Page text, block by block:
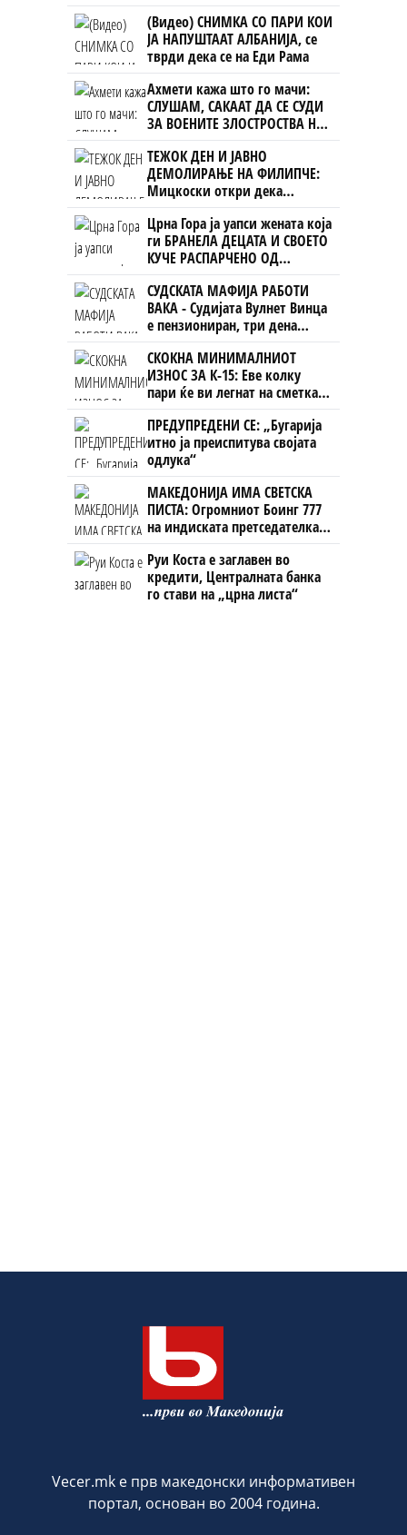
(Видео) СНИМКА СО ПАРИ КОИ
ЈА НАПУШТААТ АЛБАНИЈА, се
тврди дека се на Еди Рама
Ахмети кажа што го мачи:
СЛУШАМ, САКААТ ДА СЕ СУДИ
ЗА ВОЕНИТЕ ЗЛОСТРОСТВА НА
УЧК...
ТЕЖОК ДЕН И ЈАВНО
ДЕМОЛИРАЊЕ НА ФИЛИПЧЕ:
Мицкоски откри дека
човекот појма нема од
ништо, освен за кеш
Црна Гора ја уапси жената која
ги БРАНЕЛА ДЕЦАТА И СВОЕТО
КУЧЕ РАСПАРЧЕНО ОД
ШАРПЛАНИНЕЦ?!
СУДСКАТА МАФИЈА РАБОТИ
ВАКА - Судијата Вулнет Винца
е пензиониран, три дена
откако му го врати пасошот
на бизнисменот Марковски
СКОКНА МИНИМАЛНИОТ
ИЗНОС ЗА К-15: Еве колку
пари ќе ви легнат на сметка
годинава
ПРЕДУПРЕДЕНИ СЕ: „Бугарија
итно ја преиспитува својата
одлука“
МАКЕДОНИЈА ИМА СВЕТСКА
ПИСТА: Огромниот Боинг 777
на индиската претседателка
на Меѓународниот Аеродром
Скопје
Руи Коста е заглавен во
кредити, Централната банка
го стави на „црна листа“
Vecer.mk е прв македонски информативен
портал, основан во 2004 година.